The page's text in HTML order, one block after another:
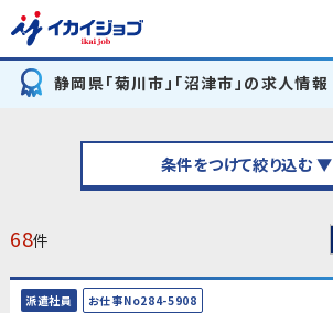
静岡県「菊川市」「沼津市」の求人情報
条件をつけて絞り込む ▼
68件
派遣社員 お仕事No284-5908